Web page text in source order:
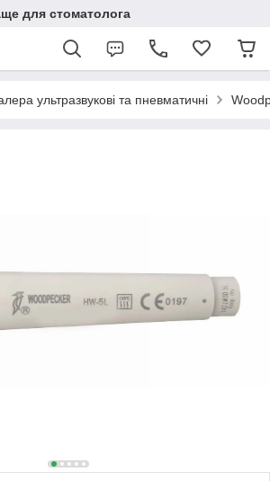
для стоматолога
ультразвукові та пневматичні